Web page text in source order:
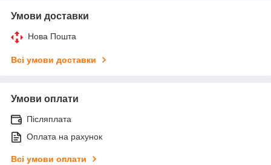
Умови доставки
Нова Пошта
Всі умови доставки
Умови оплати
Післяплата
Оплата на рахунок
Всі умови оплати